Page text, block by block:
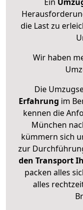
die Last zu
Wir haben
Die
Erfahrung im
kennen die
München
kümmern sich
zur
den Transport
packen alles
alles